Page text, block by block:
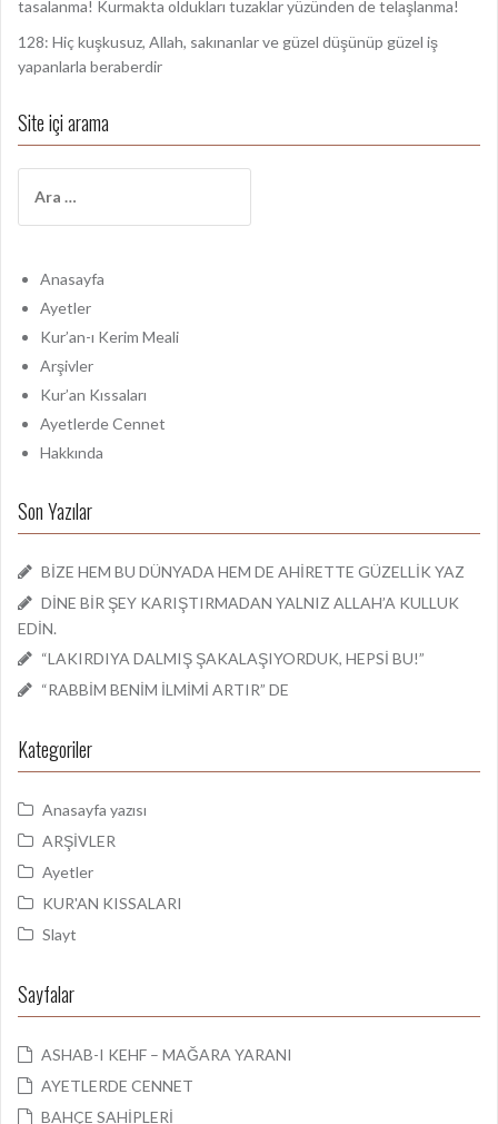
tasalanma! Kurmakta oldukları tuzaklar yüzünden de telaşlanma!
128: Hiç kuşkusuz, Allah, sakınanlar ve güzel düşünüp güzel iş
yapanlarla beraberdir
Site içi arama
a
a
Anasayfa
Ayetler
Kur’an-ı Kerim Meali
Arşivler
Kur’an Kıssaları
Ayetlerde Cennet
Hakkında
Son Yazılar
BİZE HEM BU DÜNYADA HEM DE AHİRETTE GÜZELLİK YAZ
DİNE BİR ŞEY KARIŞTIRMADAN YALNIZ ALLAH’A KULLUK
EDİN.
“LAKIRDIYA DALMIŞ ŞAKALAŞIYORDUK, HEPSİ BU!”
“RABBİM BENİM İLMİMİ ARTIR” DE
Kategoriler
Anasayfa yazısı
ARŞİVLER
Ayetler
KUR'AN KISSALARI
Slayt
Sayfalar
ASHAB-I KEHF – MAĞARA YARANI
AYETLERDE CENNET
BAHÇE SAHİPLERİ